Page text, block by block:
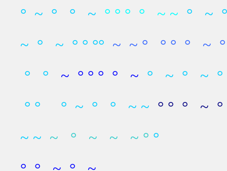
° ~ ° ° ~ ° ° ° ° ~ ~ ° ~
~ ° ~ ° ° °° ~ ~ ° ° ° ° ~
° ° ~ ° ° ° ° ~ ° ~ ° ~ °
° ° ° ~ ° ° ~ ~ ° ° ° ~
~ ~ ~ ° ~ ~ ~ ° °